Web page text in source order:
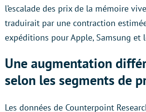
l’escalade des prix de la mémoire
traduirait par une contraction
expéditions pour Apple, Samsung et
Une augmentation
selon les segments de
Les données de Counterpoint